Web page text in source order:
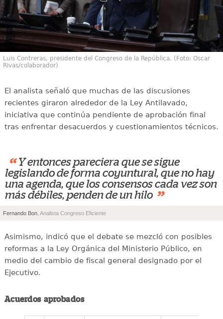
Luis Contreras, presidente del Congreso de la República. (Foto: Oscar
Rivas/colaborador)
El analista señaló que muchas de las discusiones
recientes giraron alrededor de la Ley Antilavado,
iniciativa que continúa pendiente de aprobación final
tras enfrentar desacuerdos y cuestionamientos técnicos.
“ Y entonces pareciera que se sigue
legislando de forma coyuntural, que no hay
una agenda, que los consensos cada vez son
más débiles, penden de un hilo ”
Fernando Bon , Analista Congreso Eficiente
Asimismo, indicó que el debate se mezcló con posibles
reformas a la Ley Orgánica del Ministerio Público, en
medio del cambio de fiscal general designado por el
Ejecutivo.
Acuerdos aprobados